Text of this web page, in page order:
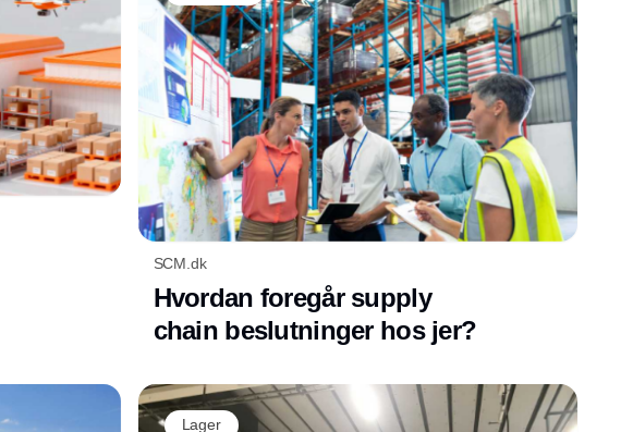
SCM.dk
Hvordan foregår supply
chain beslutninger hos jer?
Lager